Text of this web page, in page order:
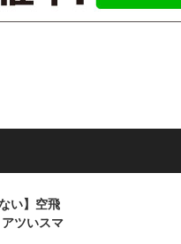
い】空飛
ツいスマ